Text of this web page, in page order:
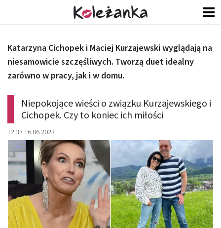
Niepokojące wieści o związku Kurzajewskiego i
Cichopek. Czy to koniec ich miłości
12:37 16.06.2023
Katarzyna Cichopek i Maciej Kurzajewski wyglądają na
niesamowicie szczęśliwych. Tworzą duet idealny
zarówno w pracy, jak i w domu.